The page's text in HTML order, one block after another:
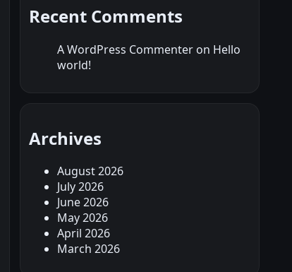
Recent Comments
A WordPress Commenter on Hello
world!
Archives
August 2026
July 2026
June 2026
May 2026
April 2026
March 2026